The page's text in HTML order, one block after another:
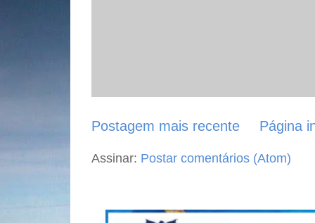
Postagem mais recente Página
Assinar: Postar comentários (Atom)